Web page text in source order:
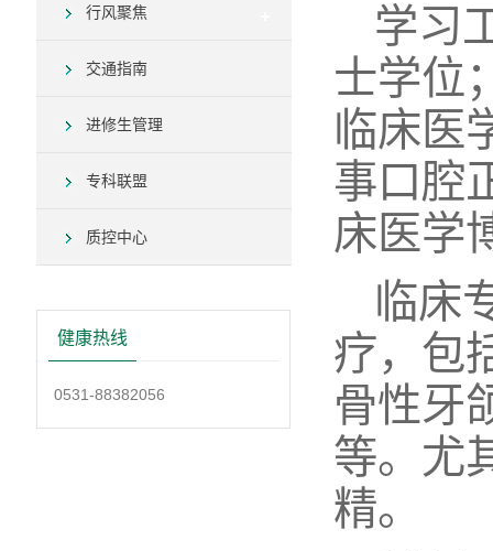
行风聚焦
交通指南
进修生管理
专科联盟
质控中心
健康热线
0531-88382056
学习
士学位
临床医
事口腔
床医学
临床
疗，包
骨性牙
等。尤
精。